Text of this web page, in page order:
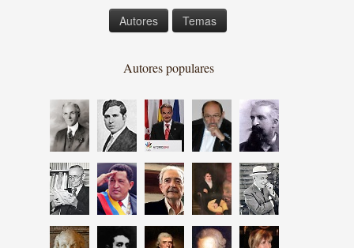
Autores Temas
Autores populares